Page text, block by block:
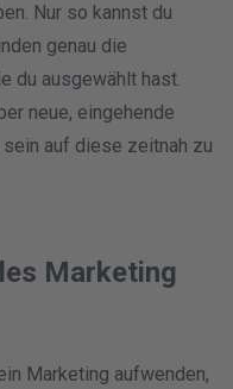
Nur so kannst du
genau die
du ausgewählt hast.
neue, eingehende
auf diese zeitnah zu
Marketing
Marketing aufwenden,